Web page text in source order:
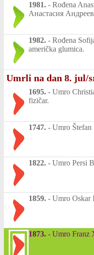
1981. - Rođena
Анастасия
1982. - Rođena
američka glumica.
Umrli na dan 8. jul/
1695. - Umro
fizičar.
1747. - Umro Štefan
1822. - Umro Persi
1859. - Umro Oskar
1873. - Umro Franz